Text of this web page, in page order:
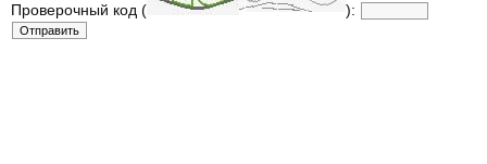
Проверочный код ( ):